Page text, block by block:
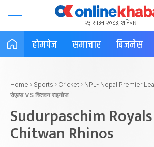
२३ साउन २०८३, शनिबार
होमपेज समाचार बिजनेस
Home › Sports › Cricket › NPL- Nepal Premier
रोएल्स VS चितवन राइनोज
Sudurpaschim
Chitwan Rhinos